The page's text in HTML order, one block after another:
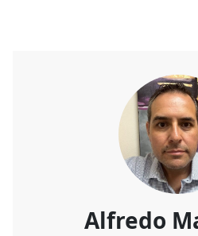
Alfredo